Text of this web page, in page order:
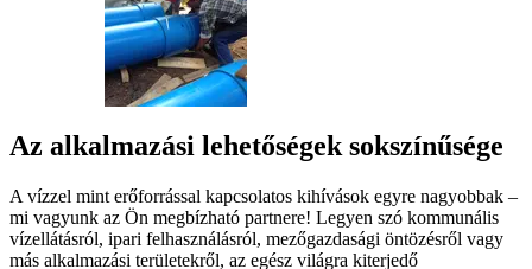
Az alkalmazási lehetőségek sokszínűsége
A vízzel mint erőforrással kapcsolatos kihívások egyre nagyobbak –
mi vagyunk az Ön megbízható partnere! Legyen szó kommunális
vízellátásról, ipari felhasználásról, mezőgazdasági öntözésről vagy
más alkalmazási területekről, az egész világra kiterjedő